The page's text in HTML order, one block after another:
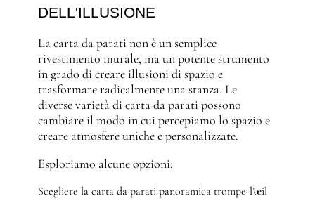
DELL'ILLUSIONE
La carta da parati non è un semplice
rivestimento murale, ma un potente strumento
in grado di creare illusioni di spazio e
trasformare radicalmente una stanza. Le
diverse varietà di carta da parati possono
cambiare il modo in cui percepiamo lo spazio e
creare atmosfere uniche e personalizzate.
Esploriamo alcune opzioni:
Scegliere la carta da parati panoramica trompe-l’œil